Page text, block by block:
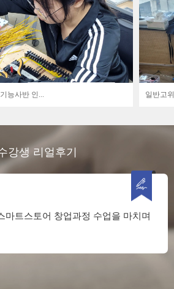
능사반 인... 일반고
강생 리얼후기
마트스토어 창업과정 수업을 마치며